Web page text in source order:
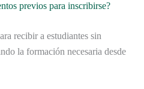
previos para inscribirse?
recibir a estudiantes sin
la formación necesaria desde